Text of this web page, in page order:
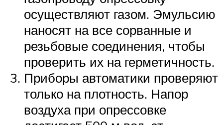
осуществляют газом. Эмульсию
наносят на все сорванные и
резьбовые соединения, чтобы
проверить их на герметичность.
Приборы автоматики проверяют
только на плотность. Напор
воздуха при опрессовке